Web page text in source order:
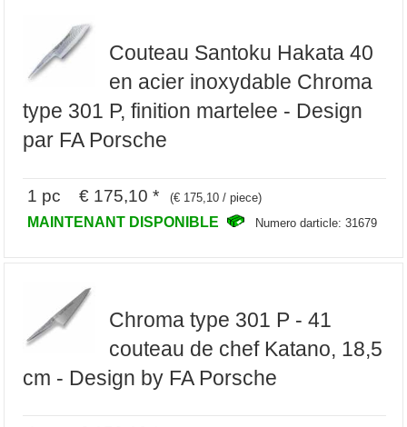
Couteau Santoku Hakata 40
en acier inoxydable Chroma
type 301 P, finition martelee - Design
par FA Porsche
1 pc € 175,10 * (€ 175,10 / piece)
MAINTENANT DISPONIBLE Numero darticle: 31679
Chroma type 301 P - 41
couteau de chef Katano, 18,5
cm - Design by FA Porsche